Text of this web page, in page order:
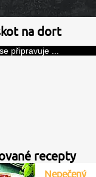
na dort
připravuje ...
recepty
Nepečený